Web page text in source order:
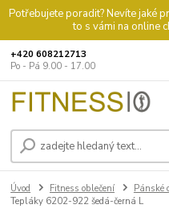
Potřebujete poradit? Nevíte jaké
to s vámi na online
+420 608212713
Po - Pá 9.00 - 17.00
Úvod Fitness oblečení Pánské
Tepláky 6202-922 šedá-černá L